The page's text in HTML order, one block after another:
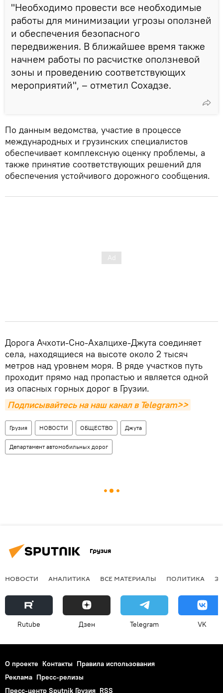
"Необходимо провести все необходимые
работы для минимизации угрозы оползней
и обеспечения безопасного
передвижения. В ближайшее время также
начнем работы по расчистке оползневой
зоны и проведению соответствующих
мероприятий", – отметил Сохадзе.
По данным ведомства, участие в процессе
международных и грузинских специалистов
обеспечивает комплексную оценку проблемы, а
также принятие соответствующих решений для
обеспечения устойчивого дорожного сообщения.
Дорога Ачхоти-Сно-Ахалцихе-Джута соединяет
села, находящиеся на высоте около 2 тысяч
метров над уровнем моря. В ряде участков путь
проходит прямо над пропастью и является одной
из опасных горных дорог в Грузии.
Подписывайтесь на наш канал в Telegram>>
Грузия НОВОСТИ ОБЩЕСТВО Джута
Департамент автомобильных дорог
Грузия
НОВОСТИ АНАЛИТИКА ВСЕ МАТЕРИАЛЫ ПОЛИТИКА
Rutube Дзен Telegram VK
О проекте Контакты Правила использования
Реклама Пресс-релизы
Пресс-центр Sputnik Грузия RSS